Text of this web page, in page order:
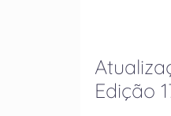
Edição